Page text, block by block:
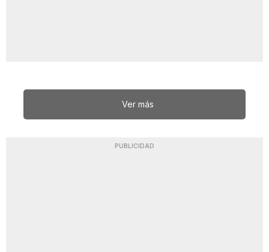
Ver más
PUBLICIDAD